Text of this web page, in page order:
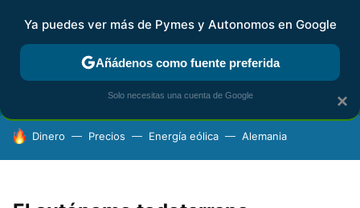
FISCALIDAD Y CONTABILIDAD KIT DIGITAL RENTA
HOY SE HABLA DE
Dinero Precios Energía eólica Alemania
×
Ya puedes ver más de Pymes y Autonomos en Google
Añádenos como fuente preferida
Solo necesitas una cuenta de Google